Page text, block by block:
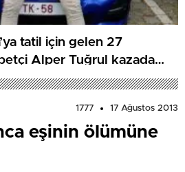
tatil için gelen 27
Alper Tuğrul kazada
1777 17 Ağustos 2013
eşinin ölümüne